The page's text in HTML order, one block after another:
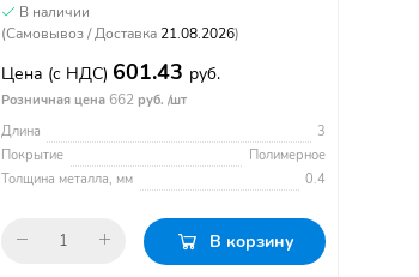
В наличии
(Самовывоз / Доставка 21.08.2026)
Цена (с НДС) 601.43 руб.
Розничная цена 662руб. /шт
Длина
3
Покрытие
Полимерное
Толщина металла, мм
0.4
В корзину